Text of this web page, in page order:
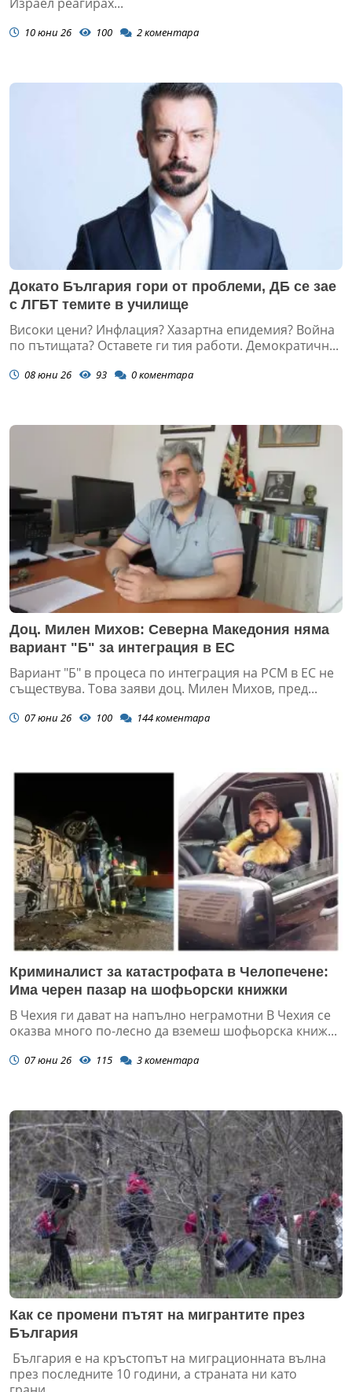
10 юни 26 100 2коментара
Докато България гори от проблеми, ДБ се зае
с ЛГБТ темите в училище
Високи цени? Инфлация? Хазартна епидемия? Война
по пътищата? Оставете ги тия работи. Демократичн...
08 юни 26 93 0коментара
Доц. Милен Михов: Северна Македония няма
вариант "Б" за интеграция в ЕС
Вариант "Б" в процеса по интеграция на РСМ в ЕС не
съществува. Това заяви доц. Милен Михов, пред...
07 юни 26 100 144коментара
Криминалист за катастрофата в Челопечене:
Има черен пазар на шофьорски книжки
В Чехия ги дават на напълно неграмотни В Чехия се
оказва много по-лесно да вземеш шофьорска книж...
07 юни 26 115 3коментара
Как се промени пътят на мигрантите през
България
България е на кръстопът на миграционната вълна
през последните 10 години, а страната ни като